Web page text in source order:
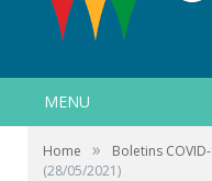
MENU
Home » Boletins
(28/05/2021)